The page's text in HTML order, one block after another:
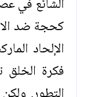
الشائع في
كحجة ضد
الإلحاد
فكرة